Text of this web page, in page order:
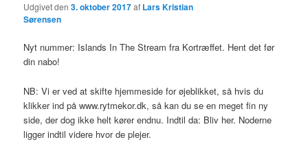
Udgivet den3. oktober 2017af Lars Kristian
Sørensen
Nyt nummer: Islands In The Stream fra Kortræffet. Hent det før
din nabo!
NB: Vi er ved at skifte hjemmeside for øjeblikket, så hvis du
klikker ind på www.rytmekor.dk, så kan du se en meget fin ny
side, der dog ikke helt kører endnu. Indtil da: Bliv her. Noderne
ligger indtil videre hvor de plejer.